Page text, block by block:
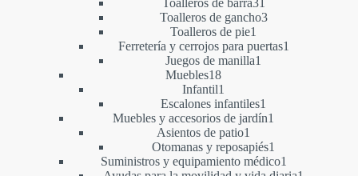
Toalleros de barra31
productos
Toalleros de gancho33
Toalleros de pie1
producto
Ferretería y cerrojos para puertas1
Juegos de manilla1
Muebles1818
productos
Infantil1
producto
Escalones infantiles1
producto
Muebles y accesorios de jardín1
Asientos de patio1
producto
Otomanas y reposapiés1
producto
Suministros y equipamiento médico1